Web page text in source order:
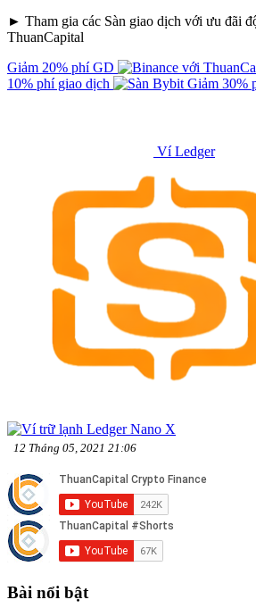
► Tham gia các Sàn giao dịch với ưu đãi
ThuanCapital
Giảm 20% phí GD
10% phí giao dịch
Giảm 30%
Ví Ledger
12 Tháng 05, 2021 21:06
Bài nổi bật